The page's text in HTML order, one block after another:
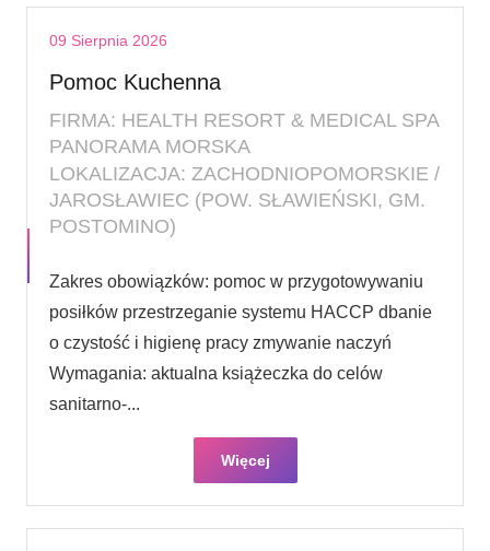
09 Sierpnia 2026
Pomoc Kuchenna
FIRMA: HEALTH RESORT & MEDICAL SPA
PANORAMA MORSKA
LOKALIZACJA: ZACHODNIOPOMORSKIE /
JAROSŁAWIEC (POW. SŁAWIEŃSKI, GM.
POSTOMINO)
Zakres obowiązków: pomoc w przygotowywaniu
posiłków przestrzeganie systemu HACCP dbanie
o czystość i higienę pracy zmywanie naczyń
Wymagania: aktualna książeczka do celów
sanitarno-...
Więcej